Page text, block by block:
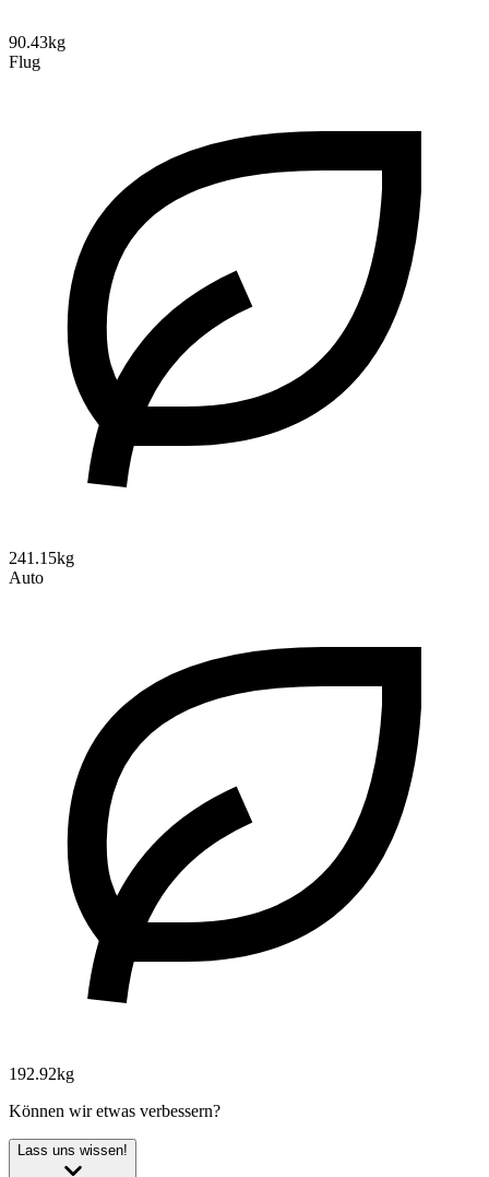
90.43kg
Flug
241.15kg
Auto
192.92kg
Können wir etwas verbessern?
Lass uns wissen!